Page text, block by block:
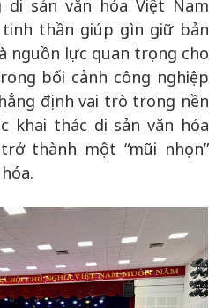
sản văn hóa Việt Nam
thần giúp gìn giữ bản
nguồn lực quan trọng cho
bối cảnh công nghiệp
định vai trò trong nền
khai thác di sản văn hóa
thành một “mũi nhọn”